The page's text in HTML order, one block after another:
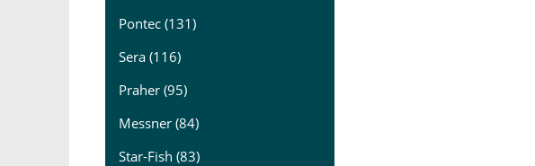
Pontec (131)
Sera (116)
Praher (95)
Messner (84)
Star-Fish (83)